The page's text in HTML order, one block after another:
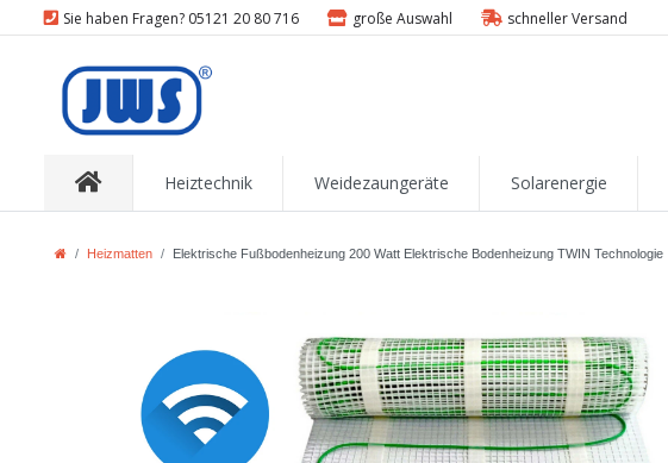
Sie haben Fragen? 05121 20 80 716 große Auswahl schneller Versand
Heiztechnik Weidezaungeräte Solarenergie
Heizmatten Elektrische Fußbodenheizung 200 Watt Elektrische Bodenheizung TWIN Technologie